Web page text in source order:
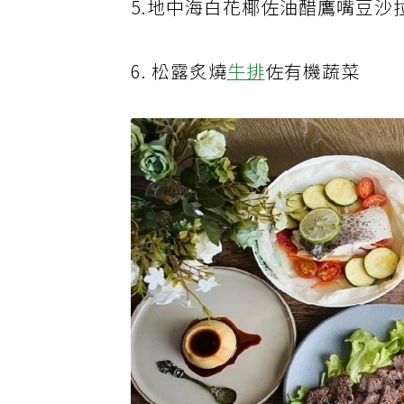
5.地中海白花椰佐油醋鷹嘴豆沙
6. 松露炙燒牛排佐有機蔬菜